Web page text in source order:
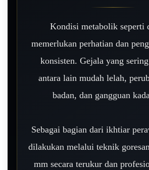
Kondisi metabolik seperti
memerlukan perhatian dan
konsisten. Gejala yang
antara lain mudah lelah,
badan, dan gangguan
Sebagai bagian dari ikhtiar
dilakukan melalui teknik
mm secara terukur dan